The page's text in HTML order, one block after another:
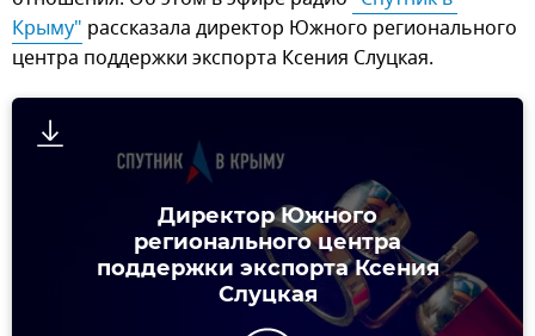
Крыму" рассказала директор Южного регионального
центра поддержки экспорта Ксения Слуцкая.
Директор Южного
регионального центра
поддержки экспорта Ксения
Слуцкая